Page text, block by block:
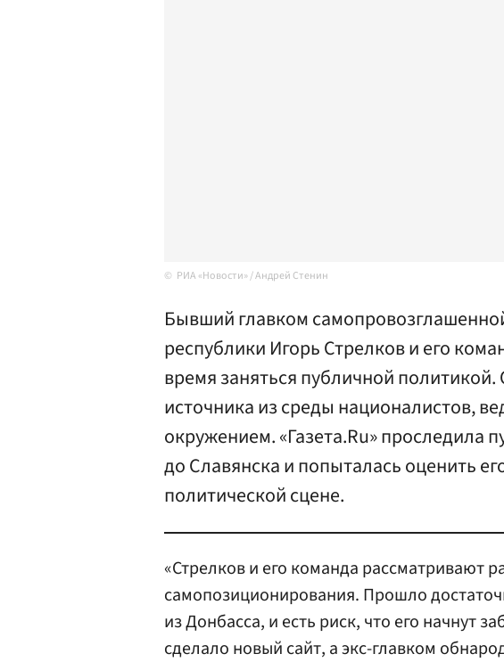
РИА «Новости» / Андрей Стенин
Бывший главком
республики Игорь Стрелков и его
время заняться публичной
источника из среды националистов,
окружением. «Газета.Ru» проследила
до Славянска и попыталась оценить
политической сцене.
«Стрелков и его команда рассматривают
самопозиционирования. Прошло
из Донбасса, и есть риск, что его начнут
сделало новый сайт, а экс-главком